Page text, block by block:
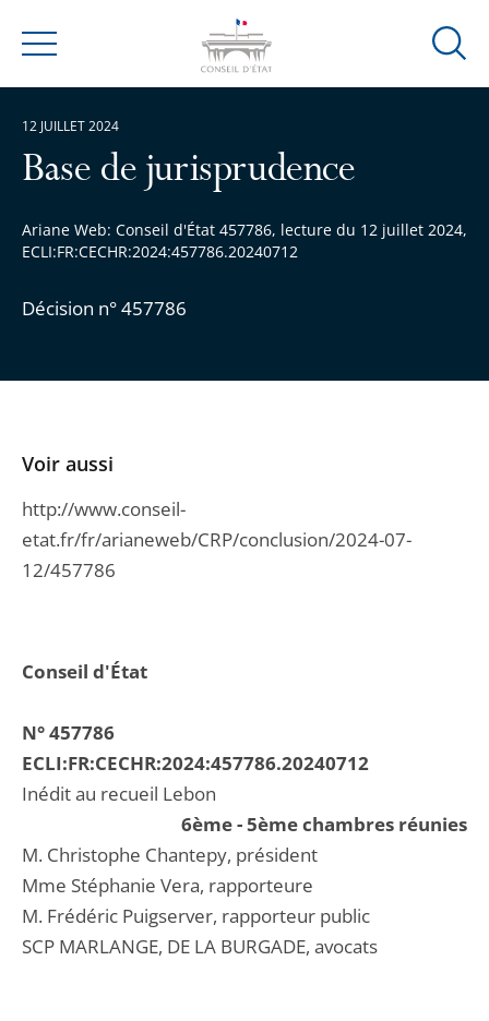
Menu
Ouvrir
Base de jurisprudence
Ariane Web: Conseil d'État 457786, lecture du 12 juillet 2024,
ECLI:FR:CECHR:2024:457786.20240712
Décision n° 457786
12 JUILLET 2024
Conseil d'État
N° 457786
ECLI:FR:CECHR:2024:457786.20240712
Inédit au recueil Lebon
6ème - 5ème chambres réunies
M. Christophe Chantepy, président
Mme Stéphanie Vera, rapporteure
M. Frédéric Puigserver, rapporteur public
SCP MARLANGE, DE LA BURGADE, avocats
Voir aussi
http://www.conseil-
etat.fr/fr/arianeweb/CRP/conclusion/2024-07-
12/457786